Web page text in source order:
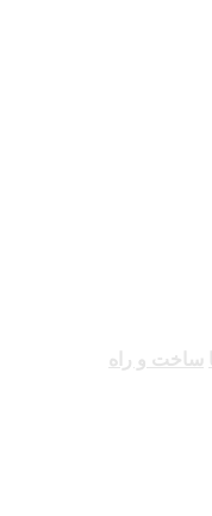
ساخت و راه